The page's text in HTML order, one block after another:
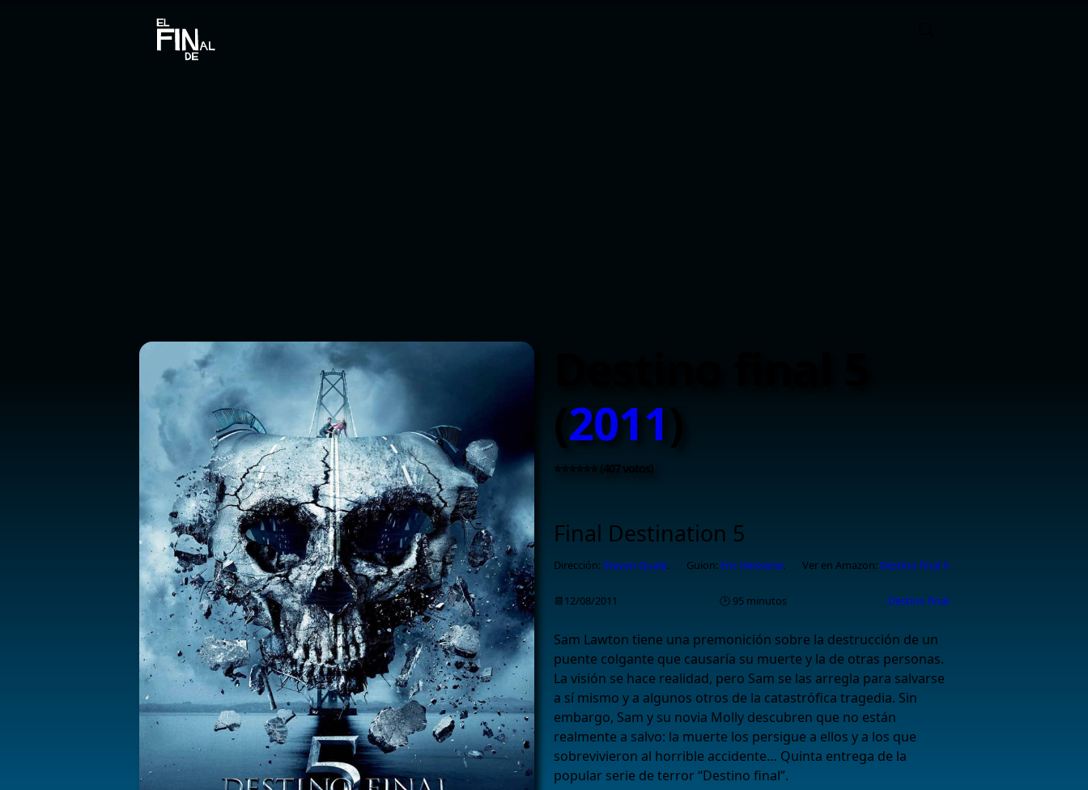
( 2011)
⭐⭐⭐⭐⭐⭐ (407 votos)
Final Destination 5
Dirección: Steven Quale. Guion: Eric Heisserer. Ver en Amazon: Destino final 5
📆12/08/2011 🕑 95 minutos Destino final
Sam Lawton tiene una premonición sobre la destrucción de un
puente colgante que causaría su muerte y la de otras personas.
La visión se hace realidad, pero Sam se las arregla para salvarse
a sí mismo y a algunos otros de la catastrófica tragedia. Sin
embargo, Sam y su novia Molly descubren que no están
realmente a salvo: la muerte los persigue a ellos y a los que
sobrevivieron al horrible accidente… Quinta entrega de la
popular serie de terror “Destino final”.